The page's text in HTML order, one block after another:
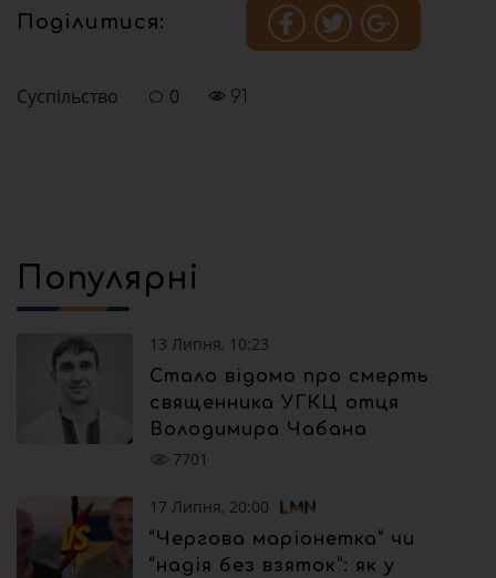
Поділитися:
Суспільство 0 91
Популярні
13 Липня, 10:23
Стало відомо про смерть
священника УГКЦ отця
Володимира Чабана
7701
17 Липня, 20:00
“Чергова маріонетка” чи
“надія без взяток”: як у